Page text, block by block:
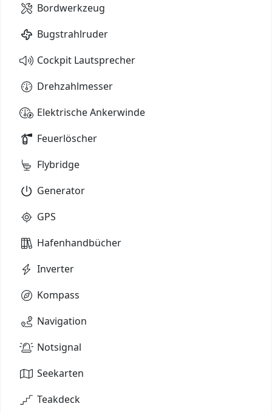
Bordwerkzeug
Bugstrahlruder
Cockpit Lautsprecher
Drehzahlmesser
Elektrische Ankerwinde
Feuerlöscher
Flybridge
Generator
GPS
Hafenhandbücher
Inverter
Kompass
Navigation
Notsignal
Seekarten
Teakdeck